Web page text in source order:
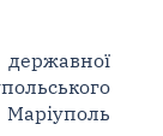
Маріуполь